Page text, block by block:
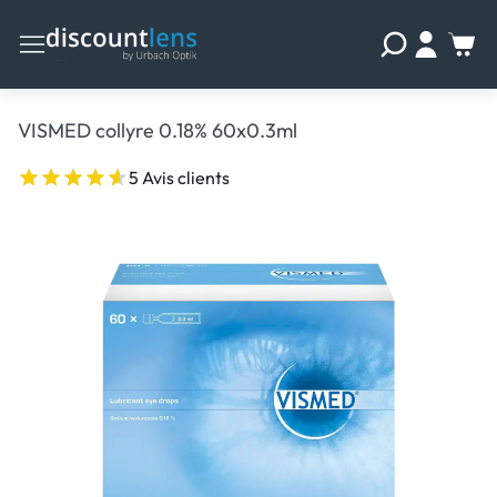
VISMED collyre 0.18% 60x0.3ml
5 Avis clients